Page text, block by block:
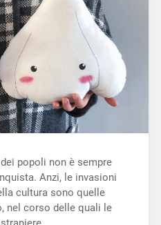
popoli non è sempre
Anzi, le invasioni
cultura sono quelle
nel corso delle quali le